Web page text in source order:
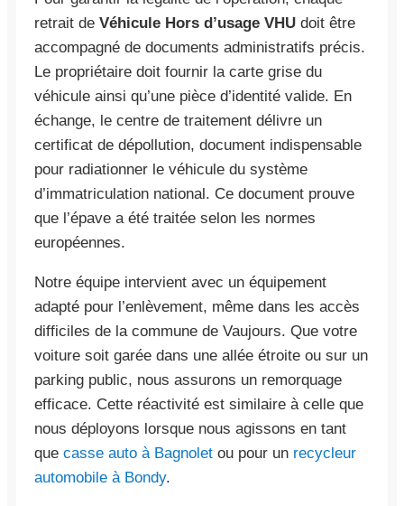
retrait de Véhicule Hors d’usage VHU doit être
accompagné de documents administratifs précis.
Le propriétaire doit fournir la carte grise du
véhicule ainsi qu’une pièce d’identité valide. En
échange, le centre de traitement délivre un
certificat de dépollution, document indispensable
pour radiationner le véhicule du système
d’immatriculation national. Ce document prouve
que l’épave a été traitée selon les normes
européennes.
Notre équipe intervient avec un équipement
adapté pour l’enlèvement, même dans les accès
difficiles de la commune de Vaujours. Que votre
voiture soit garée dans une allée étroite ou sur un
parking public, nous assurons un remorquage
efficace. Cette réactivité est similaire à celle que
nous déployons lorsque nous agissons en tant
que casse auto à Bagnolet ou pour un recycleur
automobile à Bondy.